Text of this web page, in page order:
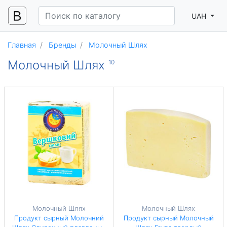
UAH
Главная Бренды Молочный Шлях
Молочный Шлях 10
Молочный Шлях
Продукт сырный Молочний
Молочный Шлях
Продукт сырный Молочный